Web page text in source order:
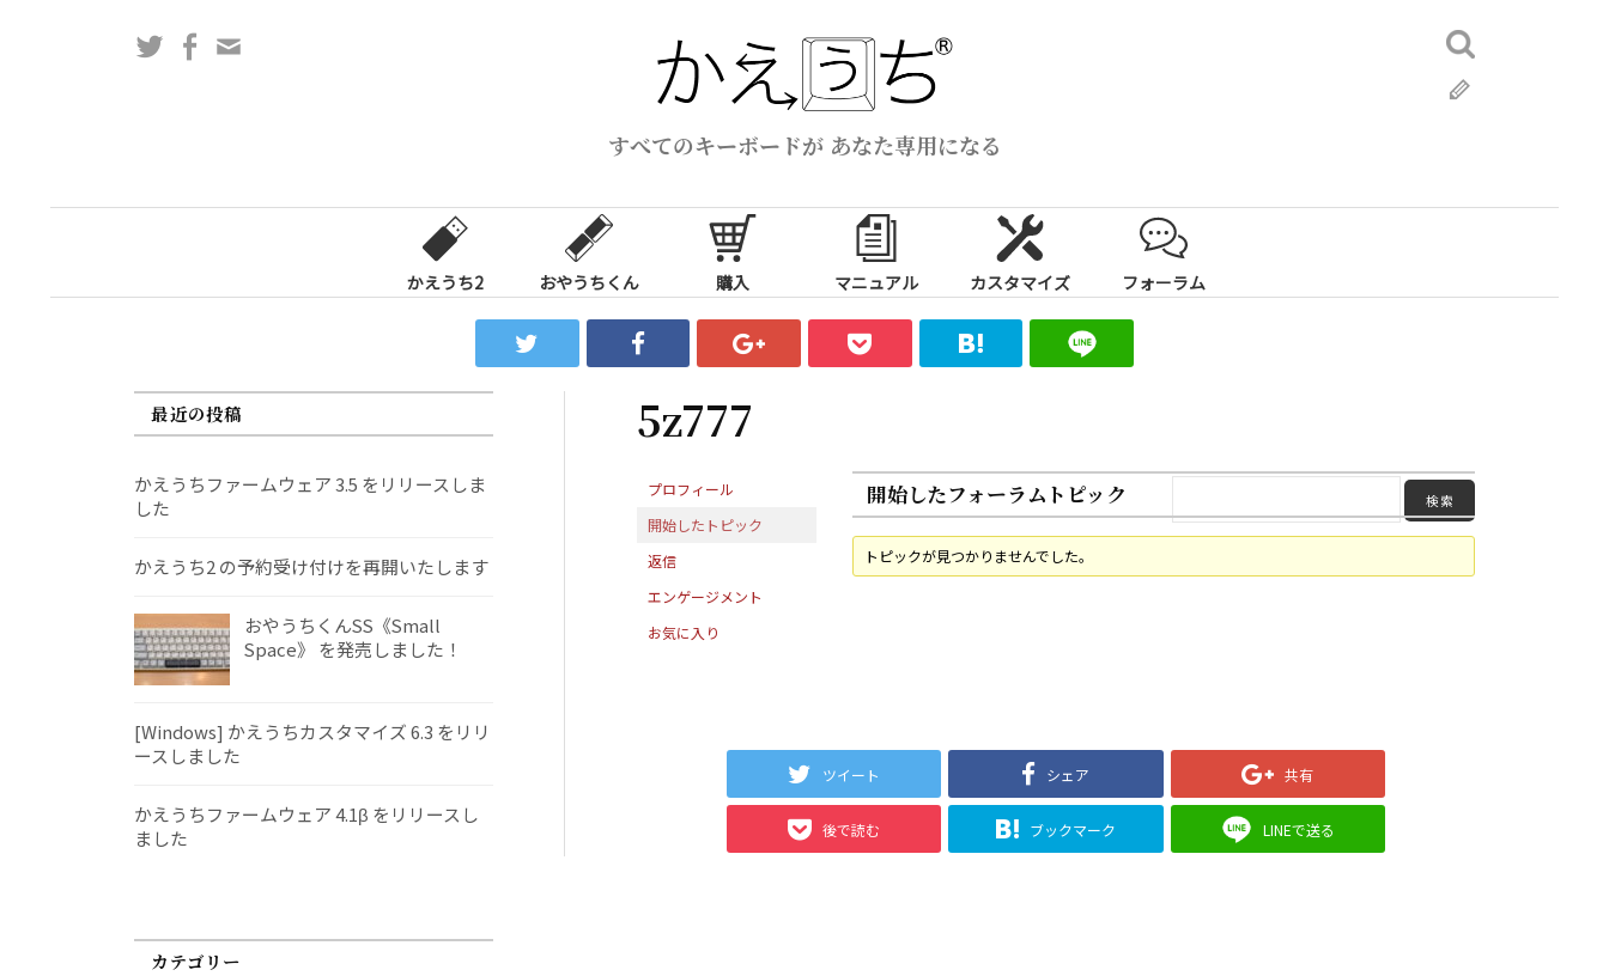
ス
すべてのキーボードが あなた専用になる
TwitterFacebook
検
索:
かえうち2 おやうちくん 購入 マニュアル カスタマイズ フォーラム
5z777
プロフィール
開始したトピック
返信
エンゲージメント
お気に入り
開始したフォーラムトピック
トピックが見つかりませんでした。
ツイート シェア 共有
後で読む ブックマーク LINEで送る
最近の投稿
かえうちファームウェア 3.5 をリリースしま
した
かえうち2 の予約受け付けを再開いたします
おやうちくんSS《Small
Space》 を発売しました！
[Windows] かえうちカスタマイズ 6.3 をリリ
ースしました
かえうちファームウェア 4.1β をリリースし
ました
カテゴリー